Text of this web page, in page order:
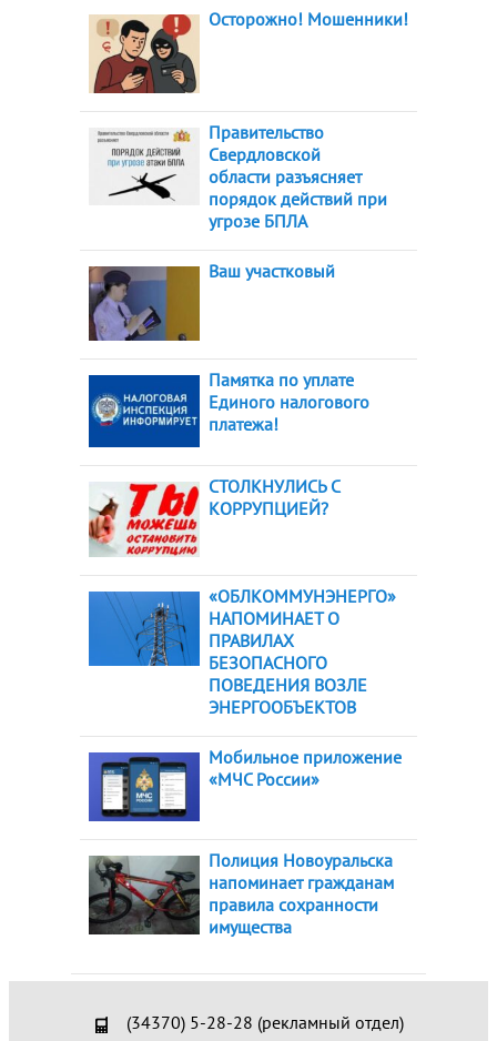
Осторожно! Мошенники!
Правительство
Свердловской
области разъясняет
порядок действий при
угрозе БПЛА
Ваш участковый
Памятка по уплате
Единого налогового
платежа!
СТОЛКНУЛИСЬ С
КОРРУПЦИЕЙ?
«ОБЛКОММУНЭНЕРГО»
НАПОМИНАЕТ О
ПРАВИЛАХ
БЕЗОПАСНОГО
ПОВЕДЕНИЯ ВОЗЛЕ
ЭНЕРГООБЪЕКТОВ
Мобильное приложение
«МЧС России»
Полиция Новоуральска
напоминает гражданам
правила сохранности
имущества
(34370) 5-28-28 (рекламный отдел)